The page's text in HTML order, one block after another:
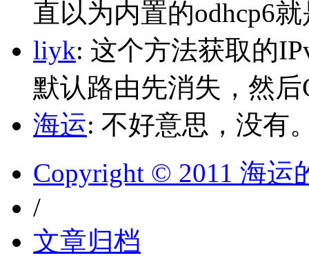
直以为内置的odhcp6
liyk: 这个方法获取的
默认路由先消失，然
海运: 不好意思，没有
Copyright © 2011 海运
/
文章归档